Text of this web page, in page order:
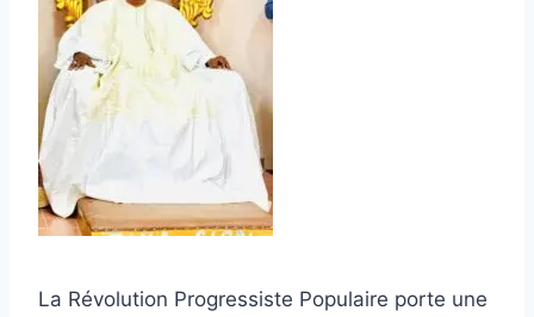
La Révolution Progressiste Populaire porte une